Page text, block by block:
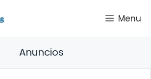
Menu
Anuncios